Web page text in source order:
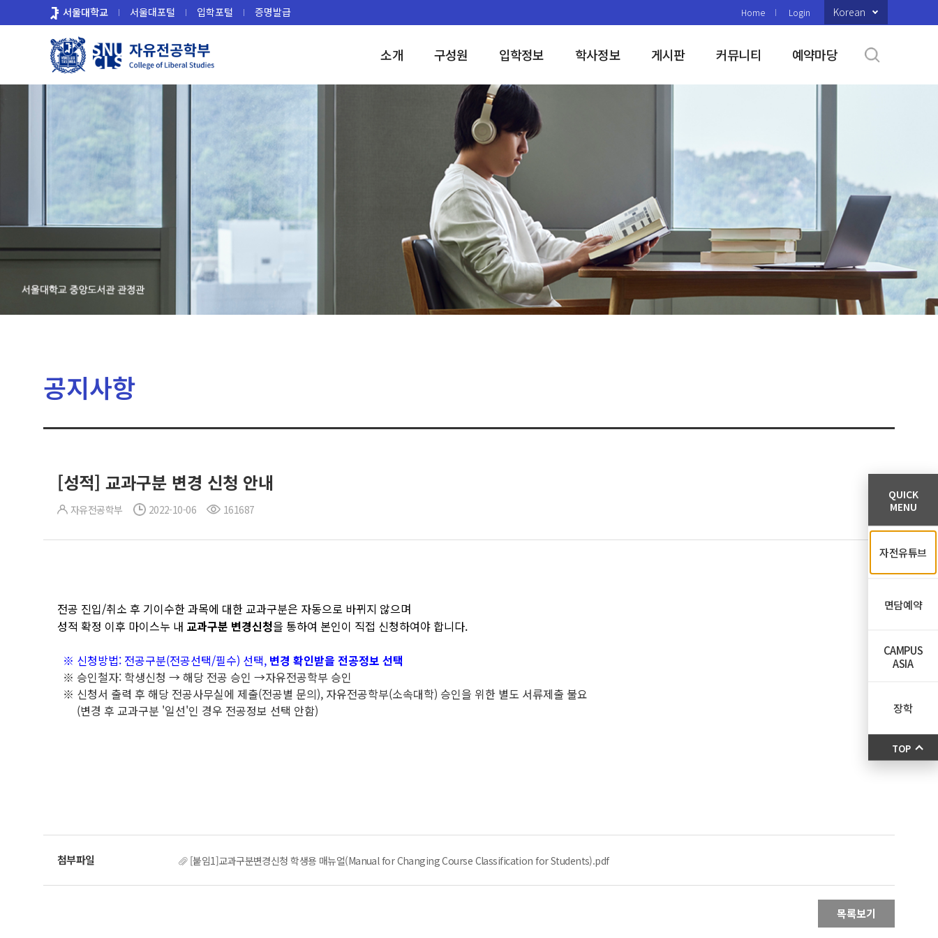
로
서울대학교 서울대포털 입학포털 증명발급 Home Login Korean
소개 구성원 입학정보 학사정보 게시판 커뮤니티 예약마당
공지사항
[성적] 교과구분 변경 신청 안내
자유전공학부 2022-10-06 161687
전공 진입/취소 후 기이수한 과목에 대한 교과구분은 자동으로 바뀌지 않으며
성적 확정 이후 마이스누 내 교과구분 변경신청을 통하여 본인이 직접 신청하여야 합니다.
※ 신청방법: 전공구분(전공선택/필수) 선택, 변경 확인받을 전공정보 선택
※ 승인철자: 학생신청 → 해당 전공 승인 →자유전공학부 승인
※ 신청서 출력 후 해당 전공사무실에 제출(전공별 문의), 자유전공학부(소속대학) 승인을 위한 별도 서류제출 불요
(변경 후 교과구분 '일선'인 경우 전공정보 선택 안함)
[붙임1]교과구분변경신청 학생용 매뉴얼(Manual for Changing Course Classification for Students).pdf
목록보기
QUICK
MENU
자전유튜브
면담예약
CAMPUS
ASIA
장학
TOP